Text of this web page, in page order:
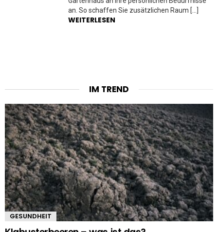
an. So schaffen Sie zusätzlichen Raum […]
WEITERLESEN
IM TREND
GESUNDHEIT